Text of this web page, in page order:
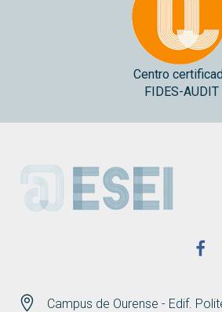
Centro
FIDES-AUDIT
ESEI
Campus de Ourense - Edif.